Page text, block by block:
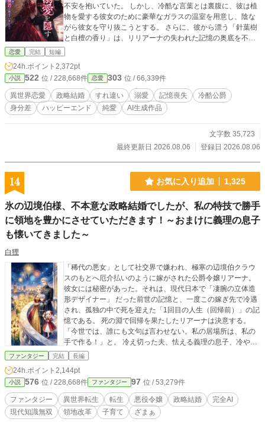
不安を抱いていた。 しかし、冷酷な言葉とは裏腹に、彼は植
物を愛する彼女のために豪華なガラスの温室を用意し、陰な
がら彼女を守り抜こうとする。 さらに、彼から漂う「針葉樹
と白檀の香り」は、リリアーナの失われた記憶の奥底を不思
議と揺さぶって――。 やがてリリアーナは、書庫に隠された
は、冷血公爵の仮面の裏に隠された、初恋の少女に対する狂
おしいほどの贖罪と、重すぎる愛の執着だった。 過去の罪に
縛られ、あえて彼女を遠ざけようとする不器用な公爵。 彼が
愛しているのは過去の幻影なのか、それとも今の自分なの
か。 すれ違う二人の想いが交差したとき、凍てついていた時
恋愛 完結 短編
24h.ポイント 2,372pt
小説 522 位 / 228,668件 恋愛 303 位 / 66,339件
異世界恋愛 政略結婚 すれ違い 溺愛 記憶喪失
冷酷公爵
身分差
ハッピーエンド 純愛 AI生成作品
文字数 35,723
最終更新日 2026.08.06
登録日 2026.08.06
14 お気に入り追加 1,325
氷の辺境伯様、不本意な政略結婚でしたが、私の特技で勝手
に領地を豊かにさせていただきます！～おまけに義理の息子
も懐いてきました～
白狸
「稀代の悪女」として社交界で嫌われ、極寒の辺境伯クラウ
スのもとへ厄介払いのように嫁がされた公爵令嬢リアーナ。
彼女には秘密があった。それは、現代日本で「凄腕の立体造
形デザイナー」 だった前世の記憶と、一度この嫁ぎ先で冷遇
され、孤独の中で死を迎えた「1回目の人生（回帰前）」の記
憶である。 死の淵で回帰を果たしたリアーナは決意する。
「今世では、誰にも文句は言わせない。私の居場所は、私の
手で作る！」と。 冷え切った夫、怯える義理の息子、冷やや
かな家臣たち。 四面楚歌の邸内で、彼女はお妃教育で培った
計とモノづくり（現代スキル）」をフル活用。精巧な図面を
引き、おもちゃを作り、邸内の環境を劇的に改善していく。
その手腕と隠された優しさに、氷の夫も、心閉ざした継子
も、頑なな家臣たちも、次第に彼女の虜になっていく――。
ファンタジー 完結 長編
24h.ポイント 2,144pt
小説 576 位 / 228,668件 ファンタジー 97 位 / 53,279件
ファンタジー 異世界転生 転生 悪役令嬢 政略結婚
完全AI
現代知識無双
領地改革 子育て ざまぁ